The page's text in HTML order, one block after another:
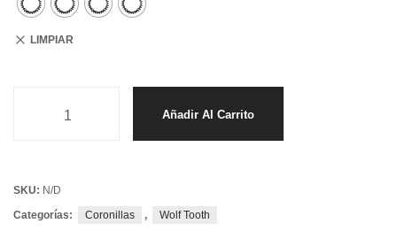
LIMPIAR
Añadir Al Carrito
SKU: N/D
Categorías:
Coronillas , Wolf Tooth